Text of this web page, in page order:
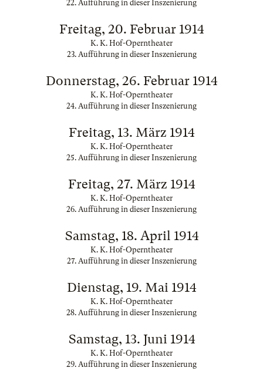
22. Aufführung in dieser Inszenierung
Freitag, 20. Februar 1914
K. K. Hof-Operntheater
23. Aufführung in dieser Inszenierung
Donnerstag, 26. Februar 1914
K. K. Hof-Operntheater
24. Aufführung in dieser Inszenierung
Freitag, 13. März 1914
K. K. Hof-Operntheater
25. Aufführung in dieser Inszenierung
Freitag, 27. März 1914
K. K. Hof-Operntheater
26. Aufführung in dieser Inszenierung
Samstag, 18. April 1914
K. K. Hof-Operntheater
27. Aufführung in dieser Inszenierung
Dienstag, 19. Mai 1914
K. K. Hof-Operntheater
28. Aufführung in dieser Inszenierung
Samstag, 13. Juni 1914
K. K. Hof-Operntheater
29. Aufführung in dieser Inszenierung